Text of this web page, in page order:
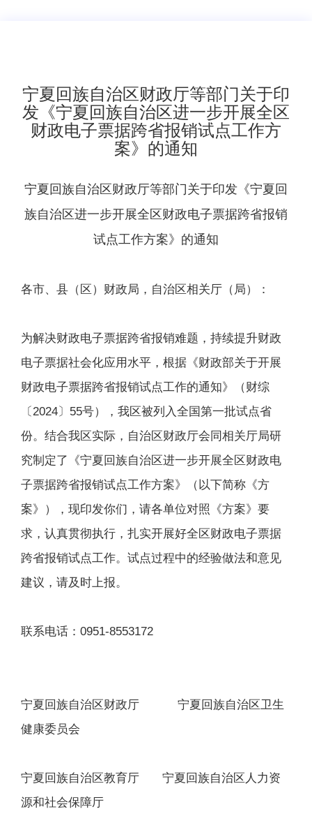
宁夏回族自治区财政厅等部门关于印
发《宁夏回族自治区进一步开展全区
财政电子票据跨省报销试点工作方
案》的通知
宁夏回族自治区财政厅等部门关于印发《宁夏回
族自治区进一步开展全区财政电子票据跨省报销
试点工作方案》的通知
各市、县（区）财政局，自治区相关厅（局）：
为解决财政电子票据跨省报销难题，持续提升财政
电子票据社会化应用水平，根据《财政部关于开展
财政电子票据跨省报销试点工作的通知》（财综
〔2024〕55号），我区被列入全国第一批试点省
份。结合我区实际，自治区财政厅会同相关厅局研
究制定了《宁夏回族自治区进一步开展全区财政电
子票据跨省报销试点工作方案》（以下简称《方
案》），现印发你们，请各单位对照《方案》要
求，认真贯彻执行，扎实开展好全区财政电子票据
跨省报销试点工作。试点过程中的经验做法和意见
建议，请及时上报。
联系电话：0951-8553172
宁夏回族自治区财政厅 宁夏回族自治区卫生
健康委员会
宁夏回族自治区教育厅 宁夏回族自治区人力资
源和社会保障厅